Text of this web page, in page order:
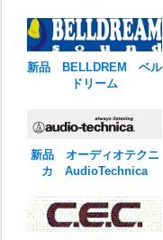
新品 BELLDREM ベル
ドリーム
新品 オーディオテクニ
カ AudioTechnica